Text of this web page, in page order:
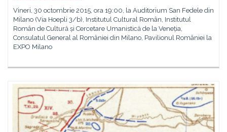
Vineri, 30 octombrie 2015, ora 19:00, la Auditorium San Fedele din
Milano (Via Hoepli 3/b), Institutul Cultural Român, Institutul
Român de Cultură și Cercetare Umanistică de la Veneția,
Consulatul General al României din Milano, Pavilionul României la
EXPO Milano